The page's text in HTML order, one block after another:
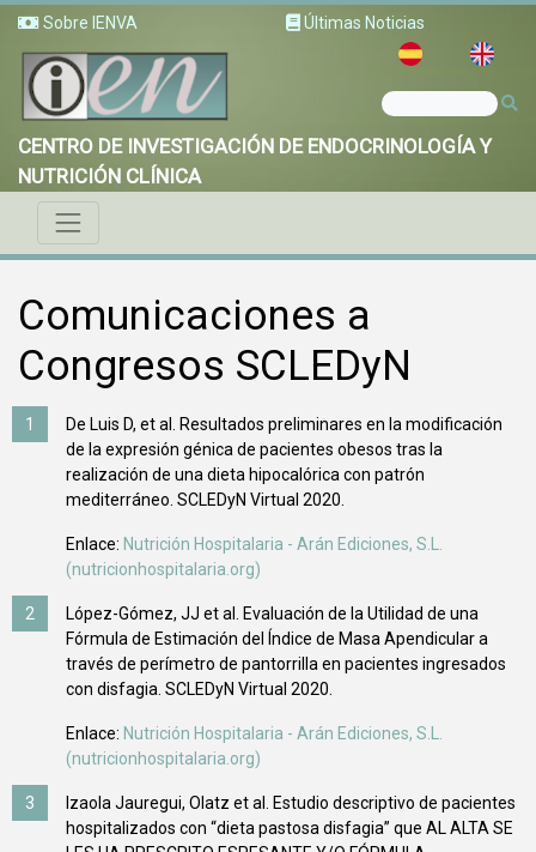
Sobre IENVA Últimas Noticias
CENTRO DE INVESTIGACIÓN DE ENDOCRINOLOGÍA Y
NUTRICIÓN CLÍNICA
Comunicaciones a
Congresos SCLEDyN
De Luis D, et al. Resultados preliminares en la modificación
de la expresión génica de pacientes obesos tras la
realización de una dieta hipocalórica con patrón
mediterráneo. SCLEDyN Virtual 2020.
Enlace: Nutrición Hospitalaria - Arán Ediciones, S.L.
(nutricionhospitalaria.org)
López-Gómez, JJ et al. Evaluación de la Utilidad de una
Fórmula de Estimación del Índice de Masa Apendicular a
través de perímetro de pantorrilla en pacientes ingresados
con disfagia. SCLEDyN Virtual 2020.
Enlace: Nutrición Hospitalaria - Arán Ediciones, S.L.
(nutricionhospitalaria.org)
Izaola Jauregui, Olatz et al. Estudio descriptivo de pacientes
hospitalizados con “dieta pastosa disfagia” que AL ALTA SE